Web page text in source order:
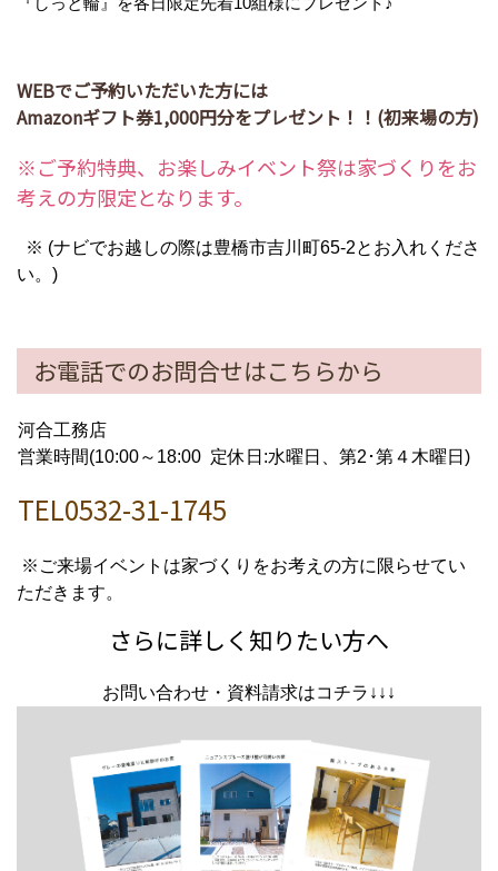
WEBでご予約いただいた方には
Amazonギフト券1,000円分をプレゼント！！(初来場の方)
※ご予約特典、お楽しみイベント祭は家づくりをお
考えの方限定となります。
※ (ナビでお越しの際は豊橋市吉川町65-2とお入れくださ
い。)
お電話でのお問合せはこちらから
河合工務店
営業時間(10:00～18:00 定休日:水曜日、第2･第４木曜日)
TEL0532-31-1745
※ご来場イベントは家づくりをお考えの方に限らせてい
ただきます。
さらに詳しく知りたい方へ
お問い合わせ・資料請求はコチラ↓↓↓